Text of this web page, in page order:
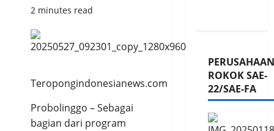
2 minutes read
Teropongindonesianews.com
Probolinggo – Sebagai
bagian dari program
PERUSAHAAN
ROKOK SAE-
22/SAE-FA